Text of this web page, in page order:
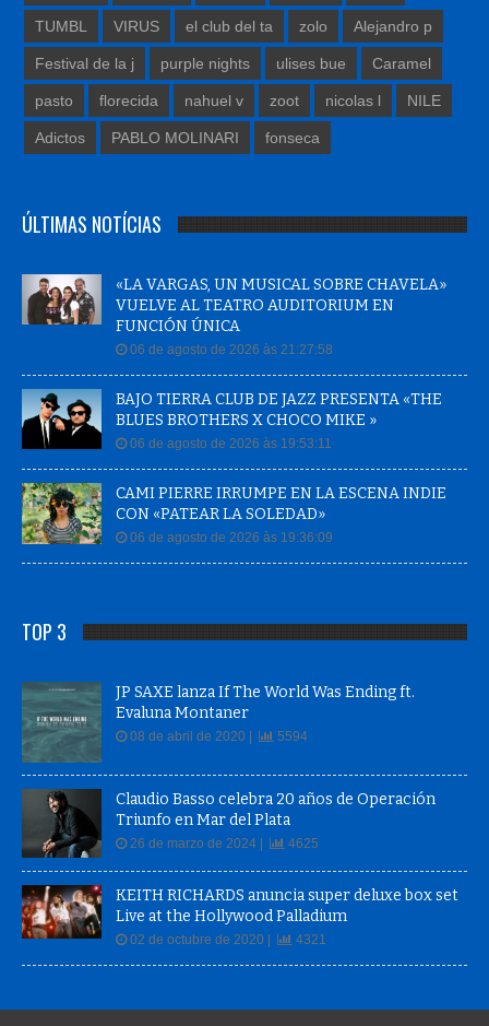
TUMBL VIRUS el club del ta zolo Alejandro p
Festival de la j purple nights ulises bue Caramel
pasto florecida nahuel v zoot nicolas l NILE
Adictos PABLO MOLINARI fonseca
ÚLTIMAS NOTÍCIAS
«LA VARGAS, UN MUSICAL SOBRE CHAVELA»
VUELVE AL TEATRO AUDITORIUM EN
FUNCIÓN ÚNICA
06 de agosto de 2026 às 21:27:58
BAJO TIERRA CLUB DE JAZZ PRESENTA «THE
BLUES BROTHERS X CHOCO MIKE »
06 de agosto de 2026 às 19:53:11
CAMI PIERRE IRRUMPE EN LA ESCENA INDIE
CON «PATEAR LA SOLEDAD»
06 de agosto de 2026 às 19:36:09
TOP 3
JP SAXE lanza If The World Was Ending ft.
Evaluna Montaner
08 de abril de 2020 | 5594
Claudio Basso celebra 20 años de Operación
Triunfo en Mar del Plata
26 de marzo de 2024 | 4625
KEITH RICHARDS anuncia super deluxe box set
Live at the Hollywood Palladium
02 de octubre de 2020 | 4321